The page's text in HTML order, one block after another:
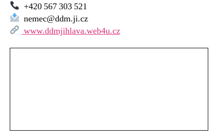
+420 567 303 521
nemec@ddm.ji.cz
www.ddmjihlava.web4u.cz